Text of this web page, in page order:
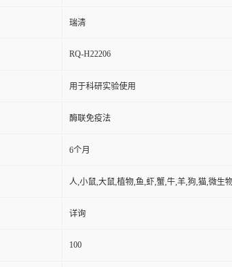
瑞清
RQ-H22206
用于科研实验使用
酶联免疫法
6个月
人,小鼠,大鼠,植物,鱼,虾,蟹,牛,羊,狗,猫,微生
详询
100